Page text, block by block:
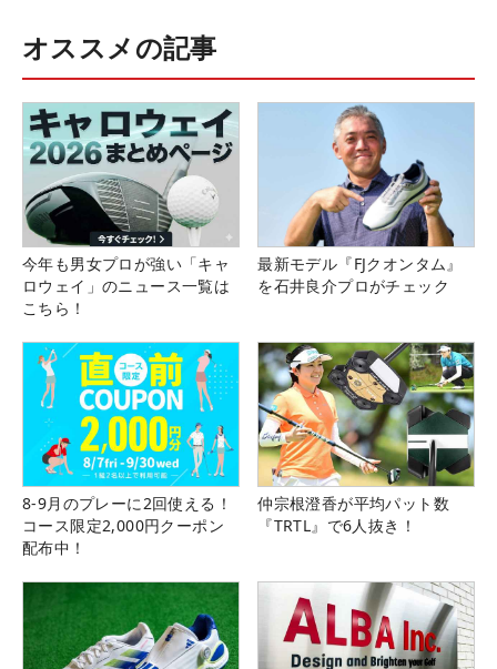
オススメの記事
今年も男女プロが強い「キャ
ロウェイ」のニュース一覧は
こちら！
最新モデル『FJクオンタム』
を石井良介プロがチェック
8-9月のプレーに2回使える！
コース限定2,000円クーポン
配布中！
仲宗根澄香が平均パット数
『TRTL』で6人抜き！